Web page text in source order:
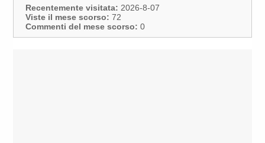
Recentemente visitata: 2026-8-07
Viste il mese scorso: 72
Commenti del mese scorso: 0